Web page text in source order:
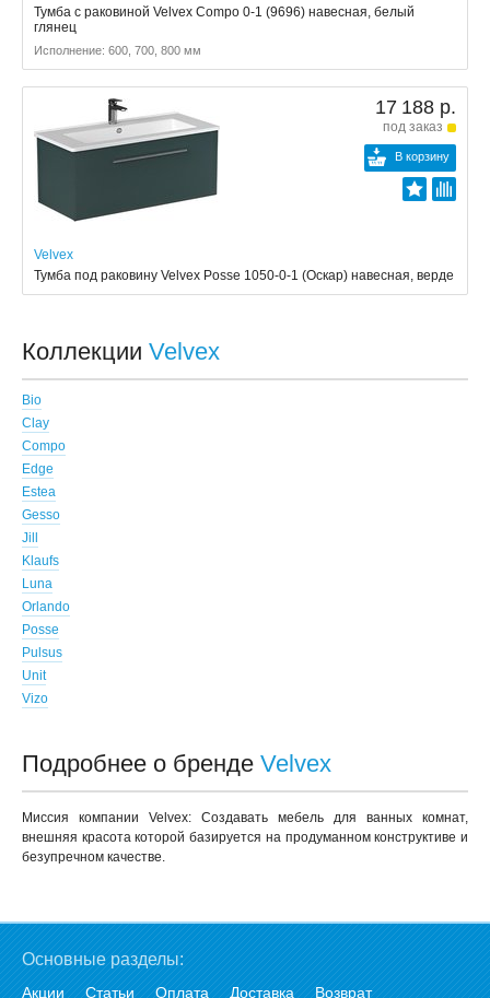
Тумба с раковиной Velvex Compo 0-1 (9696) навесная, белый
глянец
Исполнение: 600, 700, 800 мм
17 188 р.
под заказ
В корзину
Velvex
Тумба под раковину Velvex Posse 1050-0-1 (Оскар) навесная, верде
Коллекции Velvex
Bio
Clay
Compo
Edge
Estea
Gesso
Jill
Klaufs
Luna
Orlando
Posse
Pulsus
Unit
Vizo
Подробнее о бренде Velvex
Миссия компании Velvex: Создавать мебель для ванных комнат,
внешняя красота которой базируется на продуманном конструктиве и
безупречном качестве.
Основные разделы:
Акции Статьи Оплата Доставка
Возврат